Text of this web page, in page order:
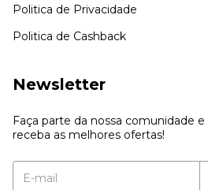
Politica de Privacidade
Politica de Cashback
Newsletter
Faça parte da nossa comunidade e
receba as melhores ofertas!